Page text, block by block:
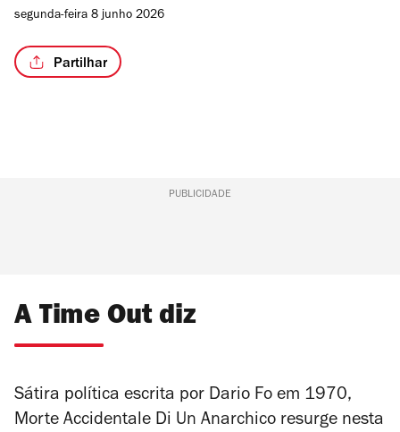
segunda-feira 8 junho 2026
Partilhar
PUBLICIDADE
A Time Out diz
Sátira política escrita por Dario Fo em 1970,
Morte Accidentale Di Un Anarchico resurge nesta